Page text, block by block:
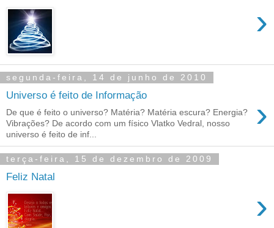
›
segunda-feira, 14 de junho de 2010
Universo é feito de Informação ›
De que é feito o universo? Matéria? Matéria escura? Energia?
Vibrações? De acordo com um físico Vlatko Vedral, nosso
universo é feito de inf...
terça-feira, 15 de dezembro de 2009
Feliz Natal
›